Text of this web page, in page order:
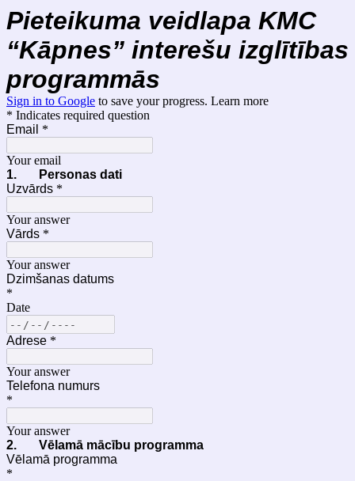
Pieteikuma veidlapa KMC
“Kāpnes” interešu izglītības
programmās
Sign in to Google to save your progress. Learn more
* Indicates required question
Email *
Your email
1.
Personas dati
Uzvārds *
Your answer
Vārds *
Your answer
Dzimšanas datums
*
Date
Adrese *
Your answer
Telefona numurs
*
Your answer
2.
Vēlamā mācību programma
Vēlamā programma
*